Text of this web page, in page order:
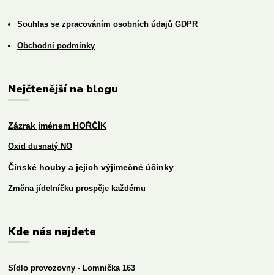
Souhlas se zpracováním osobních údajů GDPR
Obchodní podmínky
Nejčtenější na blogu
Zázrak jménem HOŘČÍK
Oxid dusnatý NO
Čínské houby a jejich výjimečné účinky
Změna jídelníčku prospěje každému
Kde nás najdete
Sídlo provozovny - Lomnička 163